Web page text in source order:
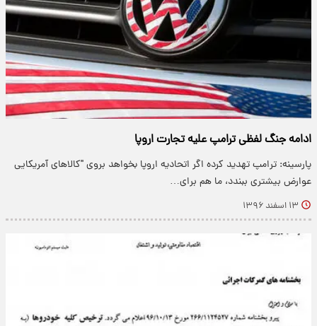
ادامه جنگ لفظی ترامپ علیه تجارت اروپا
پارسینه: ترامپ تهدید کرده اگر اتحادیه اروپا بخواهد بروی "کالاهای آمریکایی
عوارض بیشتری ببندد، ما هم برای…
۱۳ اسفند ۱۳۹۶